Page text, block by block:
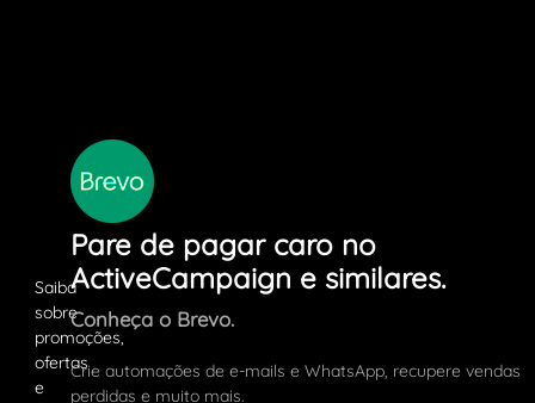
Pare de pagar caro no
ActiveCampaign e similares.
Conheça o Brevo.
Crie automações de e-mails e WhatsApp, recupere vendas
perdidas e muito mais.